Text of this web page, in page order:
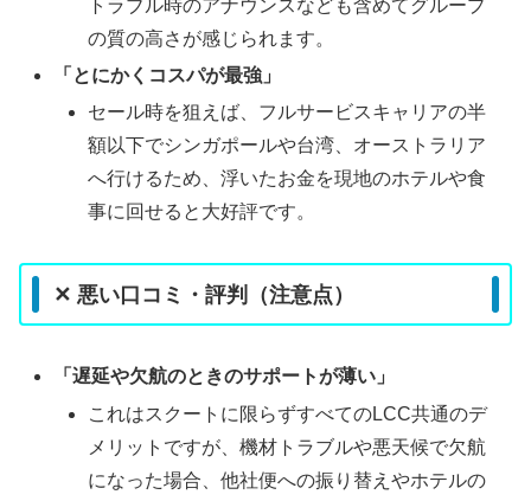
トラブル時のアナウンスなども含めてグループ
の質の高さが感じられます。
「とにかくコスパが最強」
セール時を狙えば、フルサービスキャリアの半
額以下でシンガポールや台湾、オーストラリア
へ行けるため、浮いたお金を現地のホテルや食
事に回せると大好評です。
✕ 悪い口コミ・評判（注意点）
「遅延や欠航のときのサポートが薄い」
これはスクートに限らずすべてのLCC共通のデ
メリットですが、機材トラブルや悪天候で欠航
になった場合、他社便への振り替えやホテルの